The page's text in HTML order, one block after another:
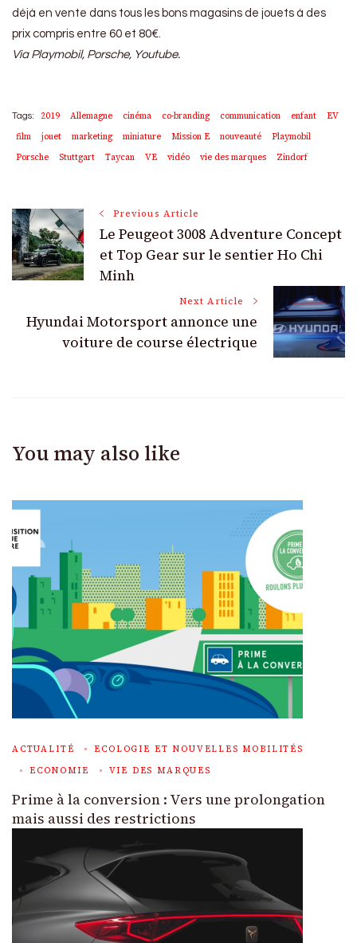
déjà en vente dans tous les bons magasins de jouets à des
prix compris entre 60 et 80€.
Via Playmobil, Porsche, Youtube.
Tags: 2019 Allemagne cinéma co-branding communication enfant
EV
film
jouet marketing miniature Mission E nouveauté
Playmobil
Porsche
Stuttgart Taycan VE vidéo vie des marques Zindorf
Post
Navigation
Previous Article
Le Peugeot 3008 Adventure Concept
et Top Gear sur le sentier Ho Chi
Minh
Next Article
Hyundai Motorsport annonce une
voiture de course électrique
You may also like
ACTUALITÉ
ECOLOGIE ET NOUVELLES MOBILITÉS
ECONOMIE
VIE DES MARQUES
Prime à la conversion : Vers une prolongation
mais aussi des restrictions